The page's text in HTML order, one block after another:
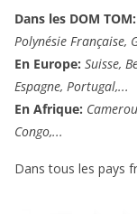
Dans les DOM TOM:
Polynésie Française,
En Europe: Suisse,
Espagne, Portugal,...
En Afrique:
Congo,...
Dans tous les pays